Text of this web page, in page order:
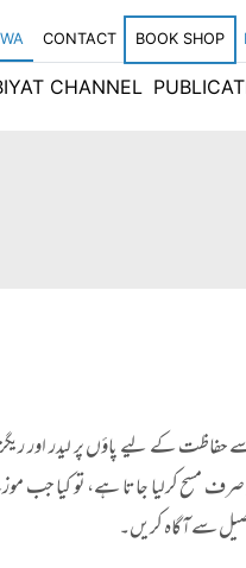
CONTACT BOOK SHOP
CHANNEL
کے لیے پاؤں پر لیدر اور
صرف مسح کرلیا جاتا ہے، تو کیا جب
سے آگاہ کریں۔